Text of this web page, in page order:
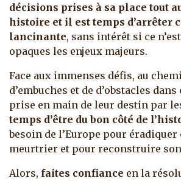
décisions prises à sa place tout
histoire et il est temps d’arrêter
lancinante, sans intérêt si ce
opaques les enjeux majeurs.
Face aux immenses défis, au
d’embuches et de d’obstacles
prise en main de leur destin par
temps d’être du bon côté de
besoin de l’Europe pour éradiquer
meurtrier et pour reconstruire
Alors, faites confiance en la